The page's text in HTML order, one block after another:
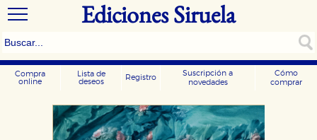
Ediciones Siruela
Compra
online
Lista de
deseos
Registro
Suscripción a
novedades
Cómo
comprar